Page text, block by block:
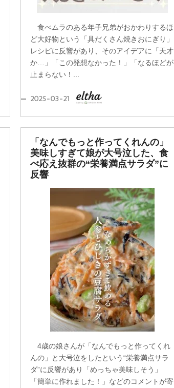
食べムラのある年子兄弟がおかわりするほ
ど大好物という「具だくさん焼きおにぎり」
レシピに反響があり、そのアイデアに「天才
か…」「この発想なかった！」「なるほどが
止まらない！...
2025-03-21
「なんでもっと作ってくれんの」
美味しすぎて娘が大号泣した、食
べ応え抜群の“栄養満点サラダ”に
反響
4歳の娘さんが「なんでもっと作ってくれ
んの」と大号泣をしたという“栄養満点サラ
ダ”に反響があり「めっちゃ美味しそう」
「簡単に作れました！」などのコメントが寄